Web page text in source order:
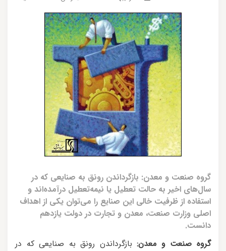
گروه صنعت و معدن: بازگرداندن رونق به صنایعی که در
سال‌های اخیر به حالت تعطیل یا نیمه‌تعطیل درآمده‌اند و
استفاده از ظرفیت خالی این صنایع را می‌توان یکی از اهداف
اصلی وزارت صنعت، معدن و تجارت در دولت یازدهم
دانست.
گروه صنعت و معدن: بازگرداندن رونق به صنایعی که در